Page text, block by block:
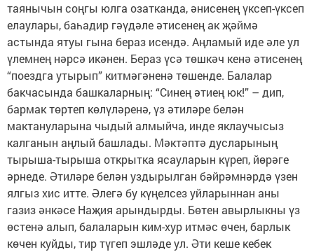
таянычын соңгы юлга озатканда, әнисенең үксеп-үксеп
елаулары, баһадир гәүдәле әтисенең ак җәймә
астында ятуы гына бераз исендә. Аңламый иде әле ул
үлемнең нәрсә икәнен. Бераз үсә төшкәч кенә әтисенең
“поездга утырып” китмәгәненә төшенде. Балалар
бакчасында башкаларның: “Синең әтиең юк!” – дип,
бармак төртеп көлүләренә, үз әтиләре белән
мактануларына чыдый алмыйча, инде яклаучысыз
калганын аңлый башлады. Мәктәптә дусларының
тырыша-тырыша открытка ясауларын күреп, йөрәге
әрнеде. Әтиләре белән уздырылган бәйрәмнәрдә үзен
ялгыз хис итте. Әлегә бу күңелсез уйларыннан аны
газиз әнкәсе Наҗия арындырды. Бөтен авырлыкны үз
өстенә алып, балаларын ким-хур итмәс өчен, барлык
көчен куйды, тир түгеп эшләде ул. Әти кеше кебек